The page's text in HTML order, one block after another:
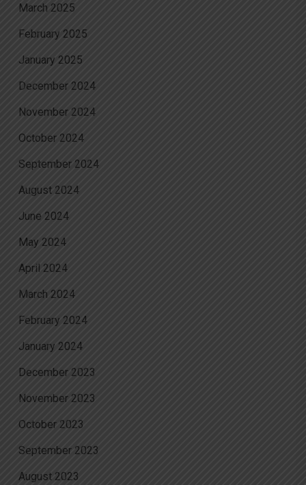
March 2025
February 2025
January 2025
December 2024
November 2024
October 2024
September 2024
August 2024
June 2024
May 2024
April 2024
March 2024
February 2024
January 2024
December 2023
November 2023
October 2023
September 2023
August 2023